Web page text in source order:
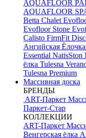
AQUAFLOOR
AQUAFLOOR
Betta Chalet
Evofloor Stone
Calisto FirmFit
Ангийская Ёлочка
Essential NatisSton
ёлка Tulesna
Tulesna Premium
Массивная доска
БРЕНДЫ
ART-Паркет
Паркет-Стар
КОЛЛЕКЦИИ
ART-Паркет
Венгерская ёлка